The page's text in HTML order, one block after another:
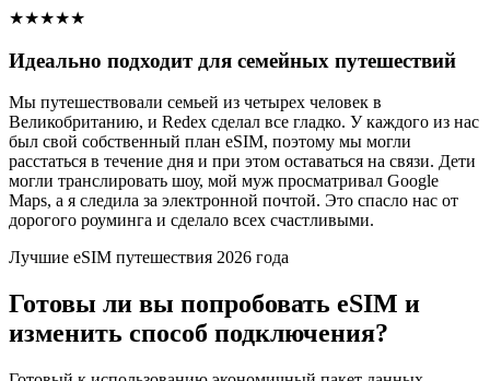
★★★★★
Идеально подходит для семейных путешествий
Мы путешествовали семьей из четырех человек в
Великобританию, и Redex сделал все гладко. У каждого из нас
был свой собственный план eSIM, поэтому мы могли
расстаться в течение дня и при этом оставаться на связи. Дети
могли транслировать шоу, мой муж просматривал Google
Maps, а я следила за электронной почтой. Это спасло нас от
дорогого роуминга и сделало всех счастливыми.
Лучшие eSIM путешествия 2026 года
Готовы ли вы попробовать eSIM и
изменить способ подключения?